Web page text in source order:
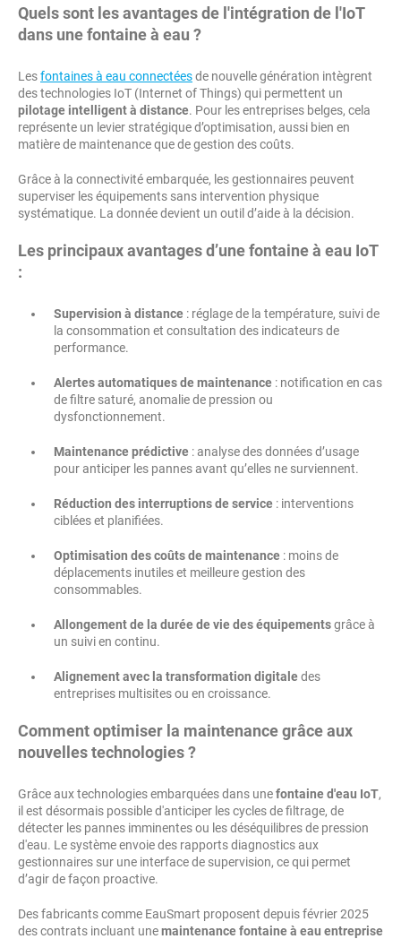
Quels sont les avantages de l'intégration de l'IoT
dans une fontaine à eau ?
Lesfontaines à eau connectéesde nouvelle génération intègrent
des technologies IoT (Internet of Things) qui permettent un
pilotage intelligent à distance. Pour les entreprises belges, cela
représente un levier stratégique d’optimisation, aussi bien en
matière de maintenance que de gestion des coûts.
Grâce à la connectivité embarquée, les gestionnaires peuvent
superviser les équipements sans intervention physique
systématique. La donnée devient un outil d’aide à la décision.
Les principaux avantages d’une fontaine à eau IoT
:
Supervision à distance : réglage de la température, suivi de
la consommation et consultation des indicateurs de
performance.
Alertes automatiques de maintenance : notification en cas
de filtre saturé, anomalie de pression ou
dysfonctionnement.
Maintenance prédictive : analyse des données d’usage
pour anticiper les pannes avant qu’elles ne surviennent.
Réduction des interruptions de service : interventions
ciblées et planifiées.
Optimisation des coûts de maintenance : moins de
déplacements inutiles et meilleure gestion des
consommables.
Allongement de la durée de vie des équipementsgrâce à
un suivi en continu.
Alignement avec la transformation digitaledes
entreprises multisites ou en croissance.
Comment optimiser la maintenance grâce aux
nouvelles technologies ?
Grâce aux technologies embarquées dans unefontaine d'eau IoT,
il est désormais possible d'anticiper les cycles de filtrage, de
détecter les pannes imminentes ou les déséquilibres de pression
d'eau. Le système envoie des rapports diagnostics aux
gestionnaires sur une interface de supervision, ce qui permet
d’agir de façon proactive.
Des fabricants comme EauSmart proposent depuis février 2025
des contrats incluant unemaintenance fontaine à eau entreprise